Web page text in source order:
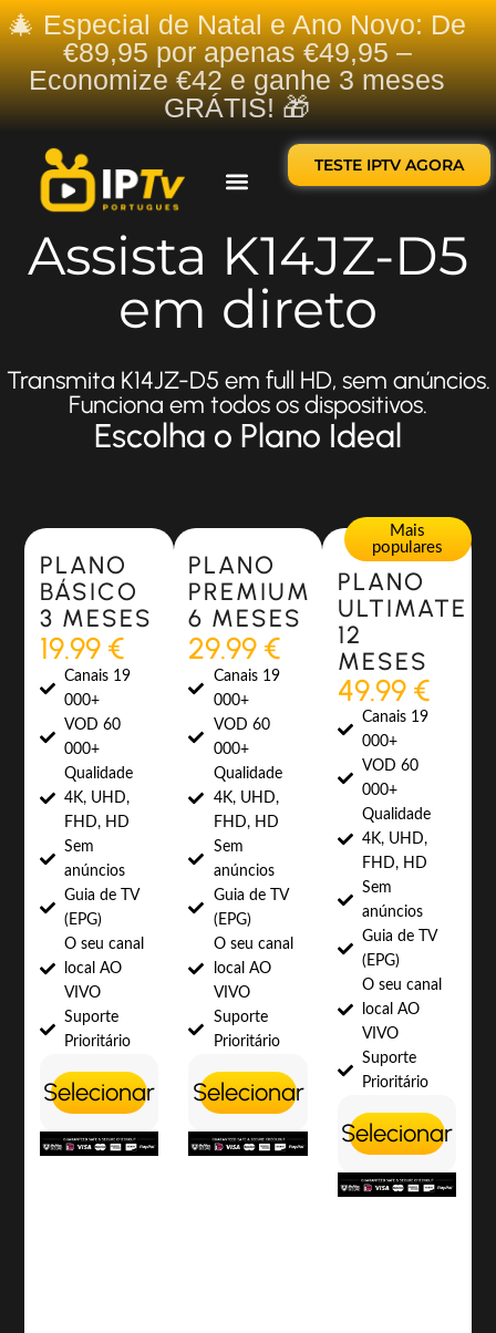
🎄 Especial de Natal e Ano Novo: De
€89,95 por apenas €49,95 –
Economize €42 e ganhe 3 meses
GRÁTIS! 🎁
TESTE IPTV AGORA
Assista K14JZ-D5
em direto
Transmita K14JZ-D5 em full HD, sem anúncios.
Funciona em todos os dispositivos.
Escolha o Plano Ideal
Most Popular
PLANO
BÁSICO
3 MESES
19.99 €
Canais 19
000+
VOD 60
000+
Qualidade
4K, UHD,
FHD, HD
Sem
anúncios
Guia de TV
(EPG)
O seu canal
local AO
VIVO
Suporte
Prioritário
Selecionar
Most Popular
PLANO
PREMIUM
6 MESES
29.99 €
Canais 19
000+
VOD 60
000+
Qualidade
4K, UHD,
FHD, HD
Sem
anúncios
Guia de TV
(EPG)
O seu canal
local AO
VIVO
Suporte
Prioritário
Selecionar
Mais
populares
PLANO
ULTIMATE
12
MESES
49.99 €
Canais 19
000+
VOD 60
000+
Qualidade
4K, UHD,
FHD, HD
Sem
anúncios
Guia de TV
(EPG)
O seu canal
local AO
VIVO
Suporte
Prioritário
Selecionar